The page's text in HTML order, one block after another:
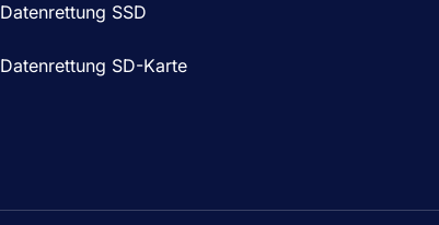
Datenrettung SSD
Datenrettung SD-Karte